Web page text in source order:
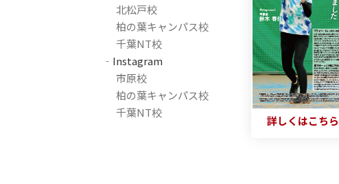
詳しくはこちら
北松戸校
柏の葉キャンパス校
千葉NT校
‐Instagram
市原校
柏の葉キャンパス校
千葉NT校